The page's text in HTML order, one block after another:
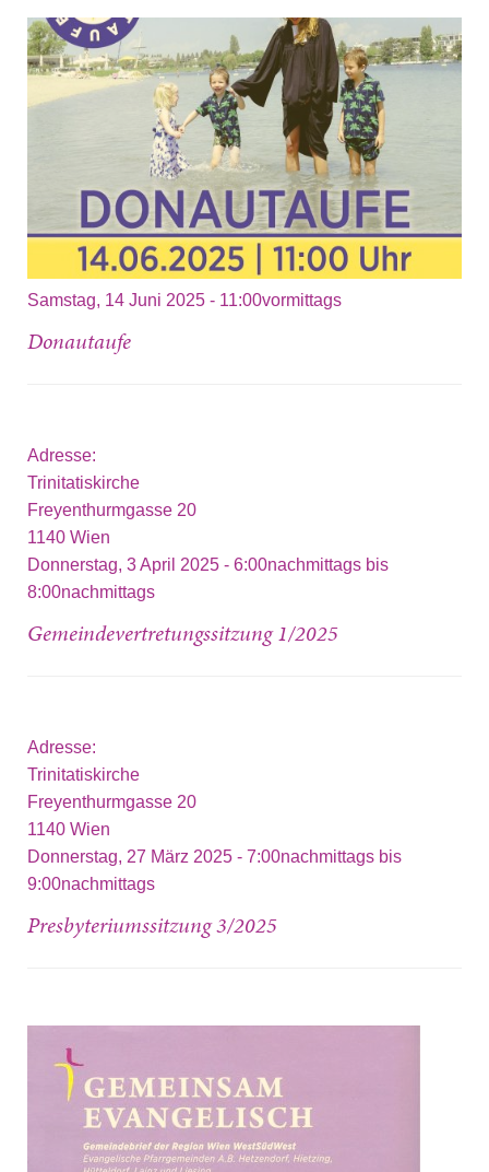
Samstag, 14 Juni 2025 - 11:00vormittags
Donautaufe
Adresse:
Trinitatiskirche
Freyenthurmgasse 20
1140 Wien
Donnerstag, 3 April 2025 - 6:00nachmittags bis
8:00nachmittags
Gemeindevertretungssitzung 1/2025
Adresse:
Trinitatiskirche
Freyenthurmgasse 20
1140 Wien
Donnerstag, 27 März 2025 - 7:00nachmittags bis
9:00nachmittags
Presbyteriumssitzung 3/2025